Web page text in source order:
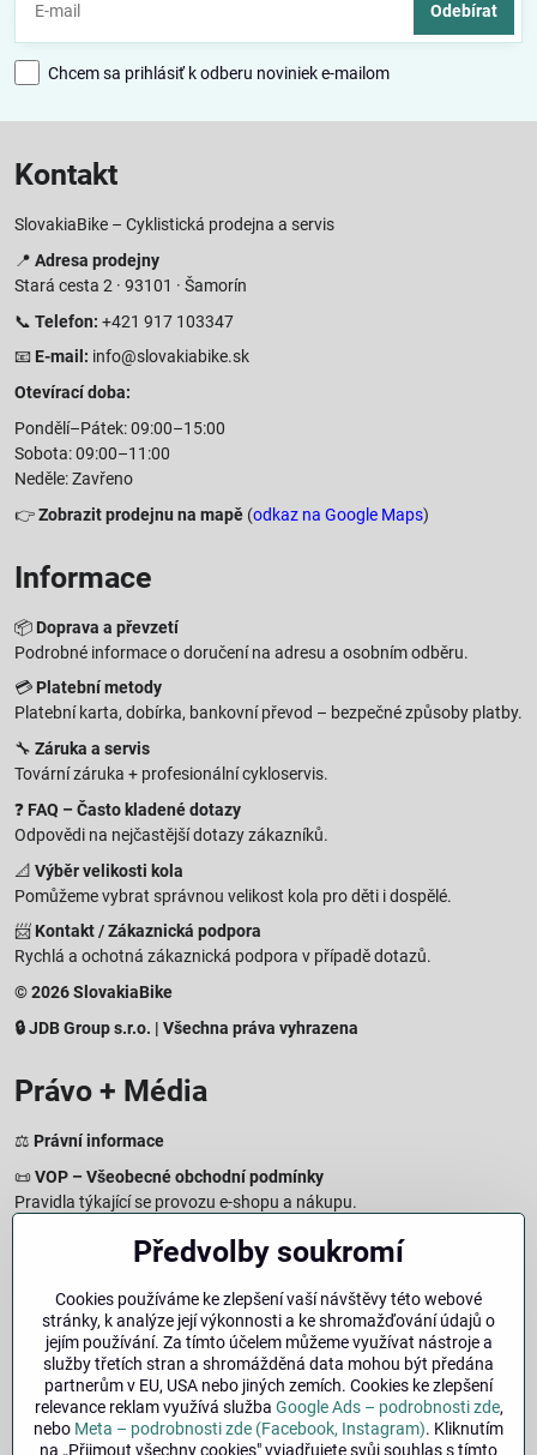
Odebírat
Chcem sa prihlásiť k odberu noviniek e-mailom
Kontakt
SlovakiaBike – Cyklistická prodejna a servis
📍 Adresa prodejny
Stará cesta 2 · 93101 · Šamorín
📞 Telefon: +421 917 103347
📧 E-mail: info@slovakiabike.sk
Otevírací doba:
Pondělí–Pátek: 09:00–15:00
Sobota: 09:00–11:00
Neděle: Zavřeno
👉Zobrazit prodejnu na mapě (odkaz na Google Maps)
Informace
📦 Doprava a převzetí
Podrobné informace o doručení na adresu a osobním odběru.
💳 Platební metody
Platební karta, dobírka, bankovní převod – bezpečné způsoby platby.
🔧 Záruka a servis
Tovární záruka + profesionální cykloservis.
❓ FAQ – Často kladené dotazy
Odpovědi na nejčastější dotazy zákazníků.
📐 Výběr velikosti kola
Pomůžeme vybrat správnou velikost kola pro děti i dospělé.
📨 Kontakt / Zákaznická podpora
Rychlá a ochotná zákaznická podpora v případě dotazů.
© 2026 SlovakiaBike
🔒 JDB Group s.r.o. | Všechna práva vyhrazena
Právo + Média
⚖️ Právní informace
📜VOP – Všeobecné obchodní podmínky
Pravidla týkající se provozu e-shopu a nákupu.
Zásady zpracování osobních údajů
Jak chráníme a zpracováváme vaše osobní údaje.
Informace o cookies
Informace o používaných cookies a zpracování údajů na webu.
Právo na odstoupení – 14denní vrácení
Postup a podmínky odstoupení od nákupu.
Impresum
Údaje o provozovateli a právní informace.
Předvolby soukromí
Cookies používáme ke zlepšení vaší návštěvy této webové
stránky, k analýze její výkonnosti a ke shromažďování údajů o
jejím používání. Za tímto účelem můžeme využívat nástroje a
služby třetích stran a shromážděná data mohou být předána
partnerům v EU, USA nebo jiných zemích. Cookies ke zlepšení
relevance reklam využívá služba Google Ads – podrobnosti zde,
nebo Meta – podrobnosti zde (Facebook, Instagram). Kliknutím
na „Přijmout všechny cookies" vyjadřujete svůj souhlas s tímto